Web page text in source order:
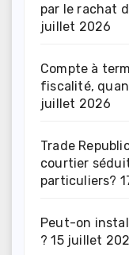
par le rachat
juillet 2026
Compte à
fiscalité,
juillet 2026
Trade
courtier
particuliers?
Peut-on
? 15 juillet